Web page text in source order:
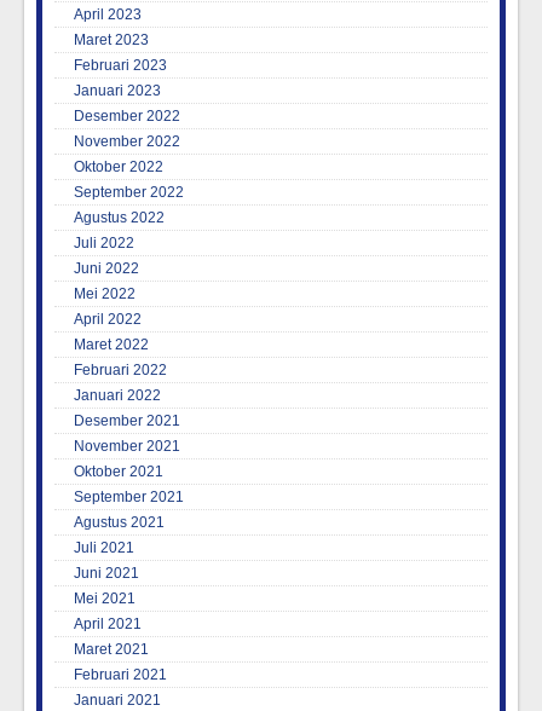
April 2023
Maret 2023
Februari 2023
Januari 2023
Desember 2022
November 2022
Oktober 2022
September 2022
Agustus 2022
Juli 2022
Juni 2022
Mei 2022
April 2022
Maret 2022
Februari 2022
Januari 2022
Desember 2021
November 2021
Oktober 2021
September 2021
Agustus 2021
Juli 2021
Juni 2021
Mei 2021
April 2021
Maret 2021
Februari 2021
Januari 2021